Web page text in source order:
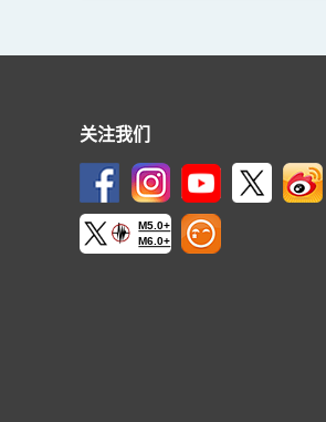
关注我们
M5.0+
M6.0+